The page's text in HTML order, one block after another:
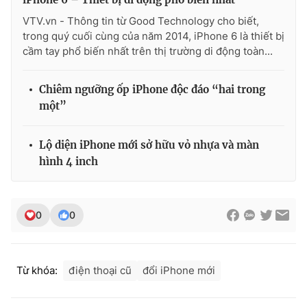
Photo Infographic
Shorts video
VTV Money
VTV Sức khoẻ Bất động sản
VTV4 Vươn mình bằng AI
VTV.vn - Thông tin từ Good Technology cho biết,
trong quý cuối cùng của năm 2014, iPhone 6 là thiết bị
cầm tay phổ biến nhất trên thị trường di động toàn...
Chiêm ngưỡng ốp iPhone độc đáo “hai trong
một”
Lộ diện iPhone mới sở hữu vỏ nhựa và màn
hình 4 inch
0 0
Từ khóa: điện thoại cũ đổi iPhone mới